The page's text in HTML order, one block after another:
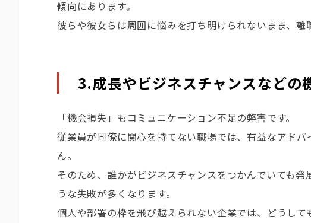
傾向にあります。
彼らや彼女らは周囲に悩みを打ち明けられないまま、離
3.成長やビジネスチャンスなどの
「機会損失」もコミュニケーション不足の弊害です。
従業員が同僚に関心を持てない職場では、有益なアド
ん。
そのため、誰かがビジネスチャンスをつかんでいても
うな失敗が多くなります。
個人や部署の枠を飛び越えられない企業では、どうし